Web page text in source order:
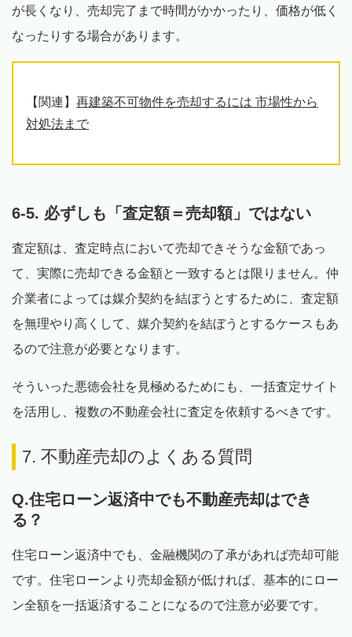
が長くなり、売却完了まで時間がかかったり、価格が低く
なったりする場合があります。
【関連】 再建築不可物件を売却するには 市場性から
対処法まで
6-5. 必ずしも「査定額＝売却額」ではない
査定額は、査定時点において売却できそうな金額であっ
て、実際に売却できる金額と一致するとは限りません。仲
介業者によっては媒介契約を結ぼうとするために、査定額
を無理やり高くして、媒介契約を結ぼうとするケースもあ
るので注意が必要となります。
そういった悪徳会社を見極めるためにも、一括査定サイト
を活用し、複数の不動産会社に査定を依頼するべきです。
7. 不動産売却のよくある質問
Q.住宅ローン返済中でも不動産売却はでき
る？
住宅ローン返済中でも、金融機関の了承があれば売却可能
です。住宅ローンより売却金額が低ければ、基本的にロー
ン全額を一括返済することになるので注意が必要です。